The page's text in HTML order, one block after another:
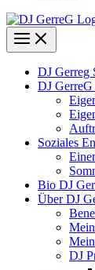
DJ Gerreg
DJ
Soziales
Bio DJ
Über DJ
DJ